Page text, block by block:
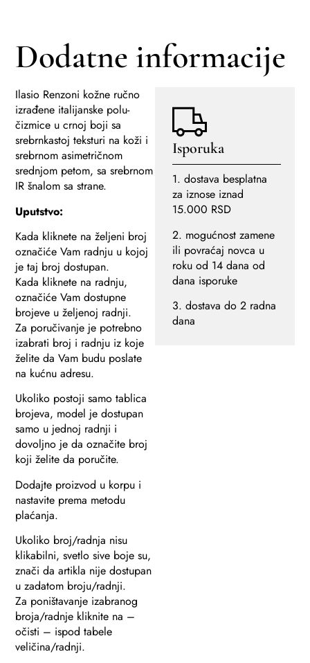
Dodatne informacije
Ilasio Renzoni kožne ručno
izrađene italijanske polu-
čizmice u crnoj boji sa
srebrnkastoj teksturi na koži i
srebrnom asimetričnom
srednjom petom, sa srebrnom
IR šnalom sa strane.
Uputstvo:
Kada kliknete na željeni broj
označiće Vam radnju u kojoj
je taj broj dostupan.
Kada kliknete na radnju,
označiće Vam dostupne
brojeve u željenoj radnji.
Za poručivanje je potrebno
izabrati broj i radnju iz koje
želite da Vam budu poslate
na kućnu adresu.
Ukoliko postoji samo tablica
brojeva, model je dostupan
samo u jednoj radnji i
dovoljno je da označite broj
koji želite da poručite.
Dodajte proizvod u korpu i
nastavite prema metodu
plaćanja.
Ukoliko broj/radnja nisu
klikabilni, svetlo sive boje su,
znači da artikla nije dostupan
u zadatom broju/radnji.
Za poništavanje izabranog
broja/radnje kliknite na –
očisti – ispod tabele
veličina/radnji.
Isporuka
1. dostava besplatna
za iznose iznad
15.000 RSD
2. mogućnost zamene
ili povraćaj novca u
roku od 14 dana od
dana isporuke
3. dostava do 2 radna
dana